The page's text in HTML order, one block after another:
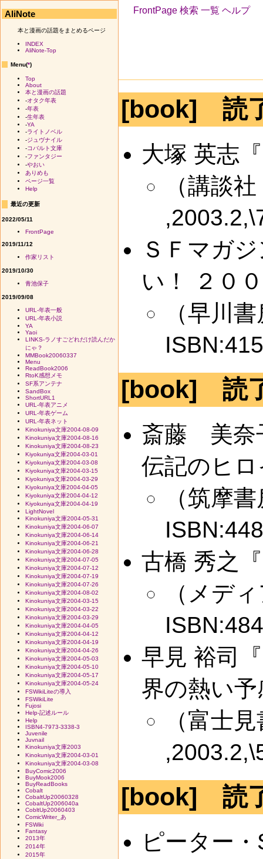
FrontPage 検索 一覧 ヘルプ
[book] 読
大塚 英志
（講談
ＳＦマガ
い！ ２０
（早川
[book] 読
斎藤 美奈
伝記のヒ
（筑摩
古橋 秀之
（メデ
早見 裕司
界の熱い予
（富士
[book] 読
ピーター
AliNote
本と漫画の話題をまとめるページ
INDEX
AliNote-Top
Menu(*)
Top
About
本と漫画の話題
-オタク年表
-年表
-生年表
-YA
-ライトノベル
-ジュヴナイル
-コバルト文庫
-ファンタジー
-やおい
ありめも
ページ一覧
Help
最近の更新
2022/05/11
FrontPage
2019/11/12
作家リスト
2019/10/30
青池保子
2019/09/08
URL-年表一般
URL-年表小説
YA
Yaoi
LINKS-ラノすごどれだけ読んだか
にゃ？
MMBook20060337
Menu
ReadBook2006
RtoK感想メモ
SF系アンテナ
SandBox
ShortURL1
URL-年表アニメ
URL-年表ゲーム
URL-年表ネット
Kinokuniya文庫2004-08-09
Kinokuniya文庫2004-08-16
Kinokuniya文庫2004-08-23
Kiyokuniya文庫2004-03-01
Kiyokuniya文庫2004-03-08
Kiyokuniya文庫2004-03-15
Kiyokuniya文庫2004-03-29
Kiyokuniya文庫2004-04-05
Kiyokuniya文庫2004-04-12
Kiyokuniya文庫2004-04-19
LightNovel
Kinokuniya文庫2004-05-31
Kinokuniya文庫2004-06-07
Kinokuniya文庫2004-06-14
Kinokuniya文庫2004-06-21
Kinokuniya文庫2004-06-28
Kinokuniya文庫2004-07-05
Kinokuniya文庫2004-07-12
Kinokuniya文庫2004-07-19
Kinokuniya文庫2004-07-26
Kinokuniya文庫2004-08-02
Kinokuniya文庫2004-03-15
Kinokuniya文庫2004-03-22
Kinokuniya文庫2004-03-29
Kinokuniya文庫2004-04-05
Kinokuniya文庫2004-04-12
Kinokuniya文庫2004-04-19
Kinokuniya文庫2004-04-26
Kinokuniya文庫2004-05-03
Kinokuniya文庫2004-05-10
Kinokuniya文庫2004-05-17
Kinokuniya文庫2004-05-24
FSWikiLiteの導入
FSWikiLite
Fujosi
Help-記述ルール
Help
ISBN4-7973-3338-3
Juvenile
Juvnail
Kinokuniya文庫2003
Kinokuniya文庫2004-03-01
Kinokuniya文庫2004-03-08
BuyComic2006
BuyMook2006
BuyReadBooks
Cobalt
CobaltUp20060328
CobaltUp2006040a
CobltUp20060403
ComicWriter_あ
FSWiki
Fantasy
2013年
2014年
2015年